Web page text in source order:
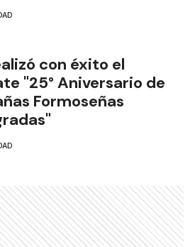
con éxito el
"25° Aniversario de
Formoseñas